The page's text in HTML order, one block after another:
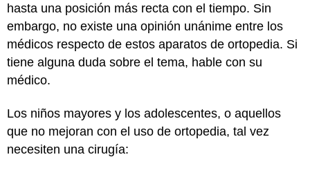
hasta una posición más recta con el tiempo. Sin
embargo, no existe una opinión unánime entre los
médicos respecto de estos aparatos de ortopedia. Si
tiene alguna duda sobre el tema, hable con su
médico.
Los niños mayores y los adolescentes, o aquellos
que no mejoran con el uso de ortopedia, tal vez
necesiten una cirugía: